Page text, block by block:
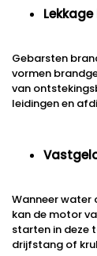
Gebarsten
vormen
van
leidingen en
Wanneer water
kan de motor
starten in deze
drijfstang of